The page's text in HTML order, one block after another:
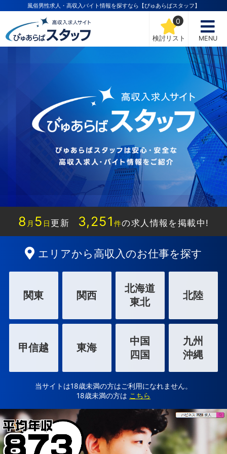
風俗男性求人・高収入バイト情報を探すなら【ぴゅあらばスタッフ】
検討リスト
0
MENU
8 月 5 日更新 3,251 件の求人情報を掲載中!
エリアから高収入のお仕事を探す
関東 関西
北海道
東北
北陸
甲信越 東海
中国
四国
九州
沖縄
当サイトは18歳未満の方はご利用になれません。
18歳未満の方は こちら